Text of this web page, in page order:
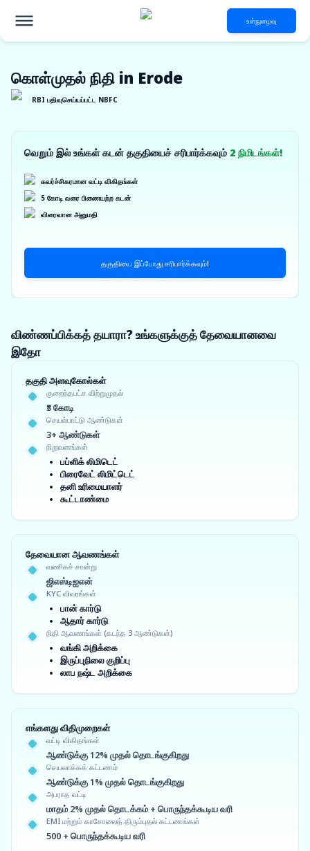
உள்நுழைவு
கொள்முதல் நிதி in Erode
RBI பதிவுசெய்யப்பட்ட NBFC
வெறும் இல் உங்கள் கடன் தகுதியைச் சரிபார்க்கவும் 2 நிமிடங்கள்!
கவர்ச்சிகரமான வட்டி விகிதங்கள்
5 கோடி வரை பிணையற்ற கடன்
விரைவான அனுமதி
தகுதியை இப்போது சரிபார்க்கவும்!
விண்ணப்பிக்கத் தயாரா? உங்களுக்குத் தேவையானவை
இதோ
தகுதி அளவுகோல்கள்
குறைந்தபட்ச விற்றுமுதல்
₹3 கோடி
செயல்பாட்டு ஆண்டுகள்
3+ ஆண்டுகள்
நிறுவனங்கள்
பப்ளிக் லிமிடெட்
பிரைவேட் லிமிட்டெட்
தனி உரிமையாளர்
கூட்டாண்மை
தேவையான ஆவணங்கள்
வணிகச் சான்று
ஜிஎஸ்டிஐஎன்
KYC விவரங்கள்
பான் கார்டு
ஆதார் கார்டு
நிதி ஆவணங்கள் (கடந்த 3 ஆண்டுகள்)
வங்கி அறிக்கை
இருப்புநிலை குறிப்பு
லாப நஷ்ட அறிக்கை
எங்களது விதிமுறைகள்
வட்டி விகிதங்கள்
ஆண்டுக்கு 12% முதல் தொடங்குகிறது
செயலாக்கக் கட்டணம்
ஆண்டுக்கு 1% முதல் தொடங்குகிறது
அபராத வட்டி
மாதம் 2% முதல் தொடக்கம் + பொருந்தக்கூடிய வரி
EMI மற்றும் காசோலைத் திரும்புதல் கட்டணங்கள்
500 + பொருந்தக்கூடிய வரி